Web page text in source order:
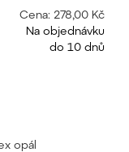
Cena: 278,00 Kč
Na objednávku
do 10 dnů
opál